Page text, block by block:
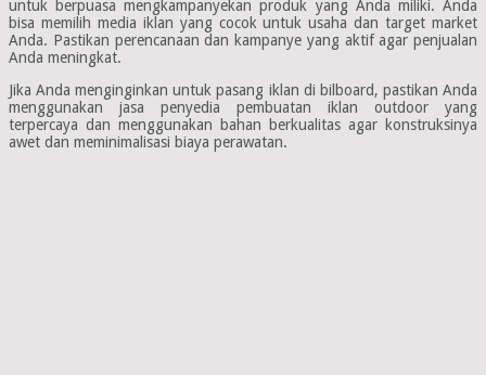
untuk berpuasa mengkampanyekan produk yang Anda miliki. Anda
bisa memilih media iklan yang cocok untuk usaha dan target market
Anda. Pastikan perencanaan dan kampanye yang aktif agar penjualan
Anda meningkat.
Jika Anda menginginkan untuk pasang iklan di bilboard, pastikan Anda
menggunakan jasa penyedia pembuatan iklan outdoor yang
terpercaya dan menggunakan bahan berkualitas agar konstruksinya
awet dan meminimalisasi biaya perawatan.